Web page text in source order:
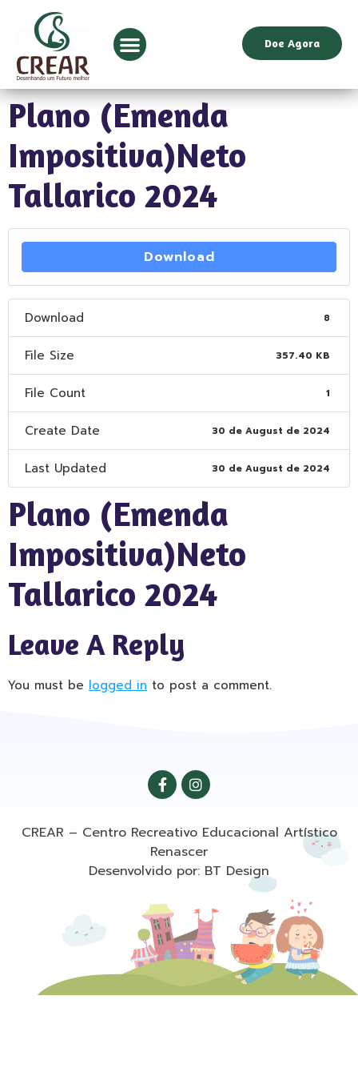
Doe Agora
Plano (Emenda
Impositiva)Neto
Tallarico 2024
Download
Download 8
File Size 357.40 KB
File Count 1
Create Date 30 de August de 2024
Last Updated 30 de August de 2024
Plano (Emenda
Impositiva)Neto
Tallarico 2024
Leave A Reply
You must be logged in to post a comment.
CREAR – Centro Recreativo Educacional Artístico
Renascer
Desenvolvido por: BT Design